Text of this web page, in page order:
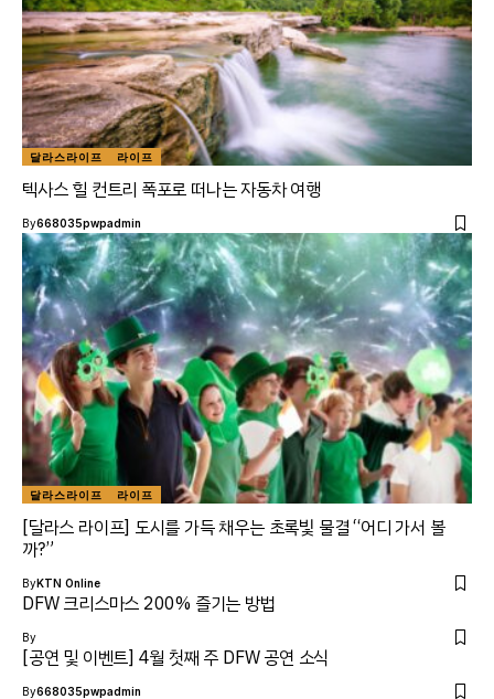
달라스라이프 라이프
텍사스 힐 컨트리 폭포로 떠나는 자동차 여행
By668035pwpadmin
달라스라이프 라이프
[달라스 라이프] 도시를 가득 채우는 초록빛 물결 “어디 가서 볼
까?”
ByKTN Online
DFW 크리스마스 200% 즐기는 방법
By
[공연 및 이벤트] 4월 첫째 주 DFW 공연 소식
By668035pwpadmin